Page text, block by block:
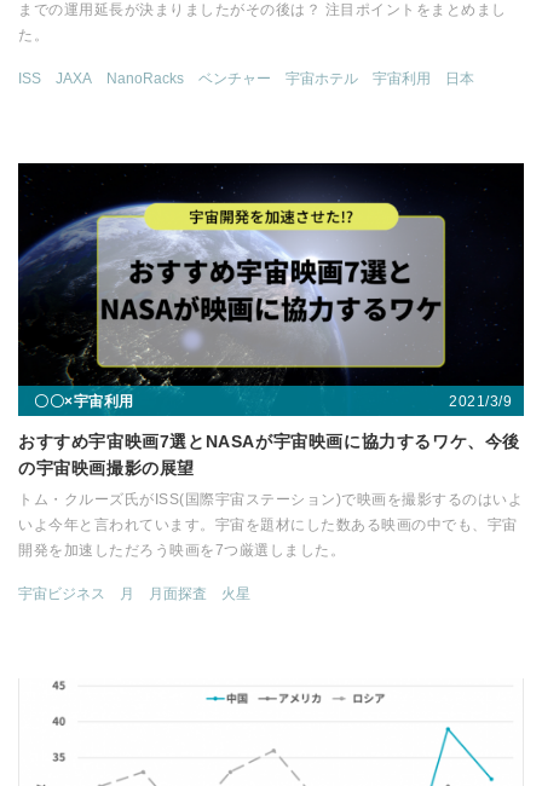
までの運用延長が決まりましたがその後は？ 注目ポイントをまとめまし
た。
ISS JAXA NanoRacks ベンチャー 宇宙ホテル 宇宙利用 日本
〇〇×宇宙利用 2021/3/9
おすすめ宇宙映画7選とNASAが宇宙映画に協力するワケ、今後
の宇宙映画撮影の展望
トム・クルーズ氏がISS(国際宇宙ステーション)で映画を撮影するのはいよ
いよ今年と言われています。宇宙を題材にした数ある映画の中でも、宇宙
開発を加速しただろう映画を7つ厳選しました。
宇宙ビジネス 月 月面探査 火星